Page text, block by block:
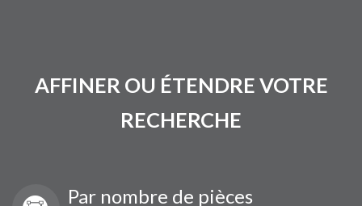
AFFINER OU ÉTENDRE VOTRE
RECHERCHE
Par nombre de pièces